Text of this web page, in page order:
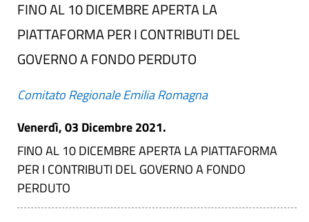
FINO AL 10 DICEMBRE APERTA LA
PIATTAFORMA PER I CONTRIBUTI DEL
GOVERNO A FONDO PERDUTO
Comitato Regionale Emilia Romagna
Venerdì, 03 Dicembre 2021.
FINO AL 10 DICEMBRE APERTA LA PIATTAFORMA
PER I CONTRIBUTI DEL GOVERNO A FONDO
PERDUTO